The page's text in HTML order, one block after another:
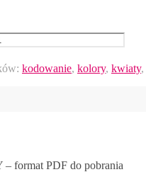
kodowanie, kolory, kwiaty,
format PDF do pobrania